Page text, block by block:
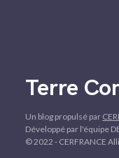
Terre
Un blog propulsé par
Développé par l'équipe
© 2022 - CERFRANCE